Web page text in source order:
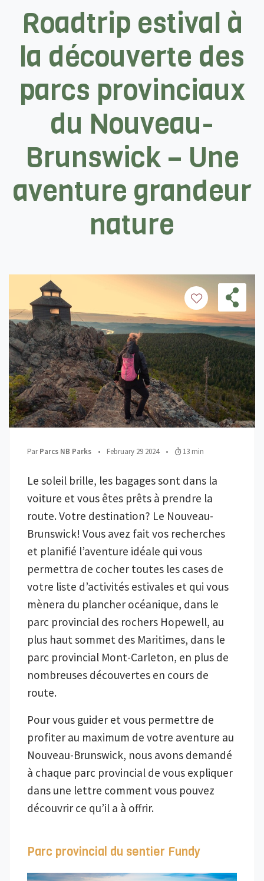
Roadtrip estival à
la découverte des
parcs provinciaux
du Nouveau-
Brunswick – Une
aventure grandeur
nature
ParParcs NB Parks ;• Publié le
February 29 2024 ;• Temps de lecture:
13 min
Le soleil brille, les bagages sont dans la
voiture et vous êtes prêts à prendre la
route. Votre destination? Le Nouveau-
Brunswick! Vous avez fait vos recherches
et planifié l’aventure idéale qui vous
permettra de cocher toutes les cases de
votre liste d’activités estivales et qui vous
mènera du plancher océanique, dans le
parc provincial des rochers Hopewell, au
plus haut sommet des Maritimes, dans le
parc provincial Mont-Carleton, en plus de
nombreuses découvertes en cours de
route.
Pour vous guider et vous permettre de
profiter au maximum de votre aventure au
Nouveau-Brunswick, nous avons demandé
à chaque parc provincial de vous expliquer
dans une lettre comment vous pouvez
découvrir ce qu’il a à offrir.
Parc provincial du sentier Fundy